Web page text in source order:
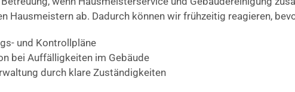
Hausmeistern ab. Dadurch können wir frühzeitig reagieren,
und Kontrollpläne
bei Auffälligkeiten im Gebäude
durch klare Zuständigkeiten